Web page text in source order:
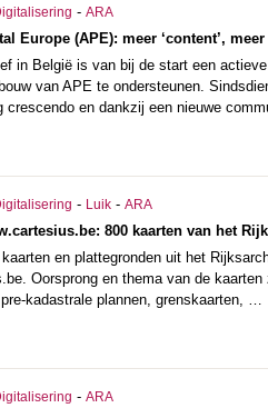
- ARA
Europe (APE): meer ‘content’,
in België is van bij de start een
van APE te ondersteunen.
crescendo en dankzij een nieuwe
- Luik - ARA
800 kaarten van het
kaarten en plattegronden uit het
Oorsprong en thema van de
kadastrale plannen, grenskaarten,
- ARA